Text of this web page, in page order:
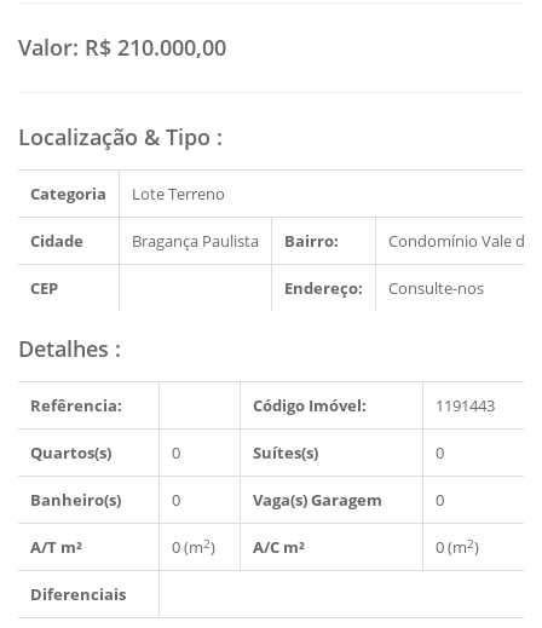
Valor: R$ 210.000,00
Localização & Tipo :
Categoria Lote Terreno
Cidade Bragança Paulista Bairro: Condomínio Vale
CEP Endereço: Consulte-nos
Detalhes :
Refêrencia: Código Imóvel: 1191443
Quartos(s) 0 Suítes(s) 0
Banheiro(s) 0 Vaga(s) Garagem 0
A/T m² 0 (m2) A/C m² 0 (m2)
Diferenciais